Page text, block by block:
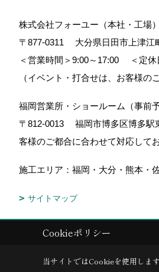
株式会社フォーユー（本社・工場）
〒877-0311
大分県日田市上津
＜営業時間＞9:00～17:00
＜定
（イベント・打合せは、お客様の
福岡営業所・ショールーム（事前予
〒812-0013
福岡市博多区博多
客様のご都合に合わせて対応して
施工エリア：福岡・大分・熊本・
サイトマップ
Copyright (c) 木造りの家フォーユー. All
Cookieポリシー
当サイトではCookieを使用します